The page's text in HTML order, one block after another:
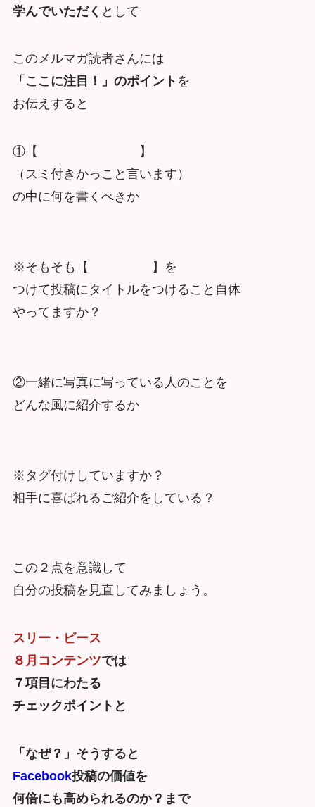
学んでいただく として
このメルマガ読者さんには
「ここに注目！」のポイント を
お伝えすると
①【 】
（スミ付きかっこと言います）
の中に何を書くべきか
※そもそも【 】を
つけて投稿にタイトルをつけること自体
やってますか？
②一緒に写真に写っている人のことを
どんな風に紹介するか
※タグ付けしていますか？
相手に喜ばれるご紹介をしている？
この２点を意識して
自分の投稿を見直してみましょう。
スリー・ピース
８月コンテンツでは
７項目にわたる
チェックポイントと
「なぜ？」そうすると
Facebook投稿の価値を
何倍にも高められるのか？まで